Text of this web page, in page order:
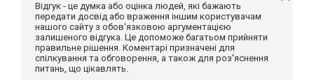
Відгук - це думка або оцінка людей, які бажають
передати досвід або враження іншим користувачам
нашого сайту з обов'язковою аргументацією
залишеного відгука. Це допоможе багатьом прийняти
правильне рішення. Коментарі призначені для
спілкування та обговорення, а також для роз'яснення
питань, що цікавлять.